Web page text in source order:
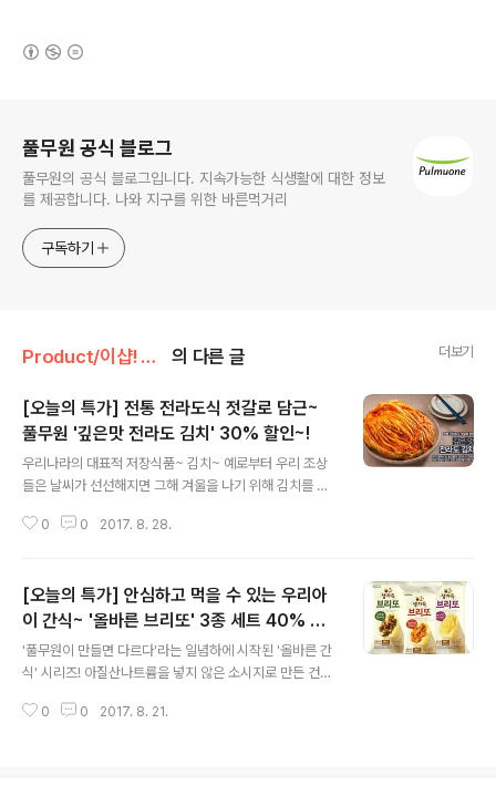
풀무원 공식 블로그
풀무원의 공식 블로그입니다. 지속가능한 식생활에 대한 정보
를 제공합니다. 나와 지구를 위한 바른먹거리
구독하기
Product/이샵! 오늘의 특가 의 다른 글 더보기
[오늘의 특가] 전통 전라도식 젓갈로 담근~
풀무원 '깊은맛 전라도 김치' 30% 할인~!
우리나라의 대표적 저장식품~ 김치~ 예로부터 우리 조상
들은 날씨가 선선해지면 그해 겨울을 나기 위해 김치를 담
웬만한 대가족이 아니고서야 집에서 김치를 담그는 일이
그렇다면~~ 오늘 풀반장이 소개해드릴 풀무원 '깊은맛 전
라도 김치'를 눈여겨보시면 어떨까요? 미식가들의 입맛을
사로잡은 깊고 진한 전라도 김치맛을 고스란히 담고 있는
만큼 반응도 으뜸!풀무원 '깊은맛 전라도 김치'는요, 특허받
았다는 점이 특징! 우리 농산물만을 사용하여 보다 안심하
0 0 2017. 8. 28.
[오늘의 특가] 안심하고 먹을 수 있는 우리아
이 간식~ '올바른 브리또' 3종 세트 40% 할
인
'풀무원이 만들면 다르다'라는 일념하에 시작된 '올바른 간
식' 시리즈! 아질산나트륨을 넣지 않은 소시지로 만든 건강
나오고 있는 가운데~ 아이 간식은 물론 직장인들의 아침
0 0 2017. 8. 21.